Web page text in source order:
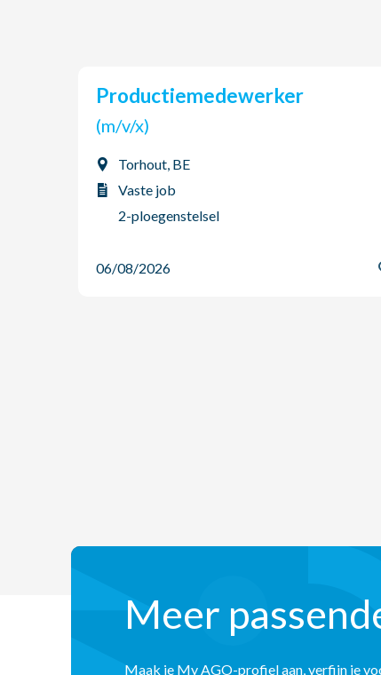
Productiemedewerker
(m/v/x)
Torhout, BE
Vaste job
2-ploegenstelsel
06/08/2026
Meer
Maak je My AGO-profiel aan, verfijn je